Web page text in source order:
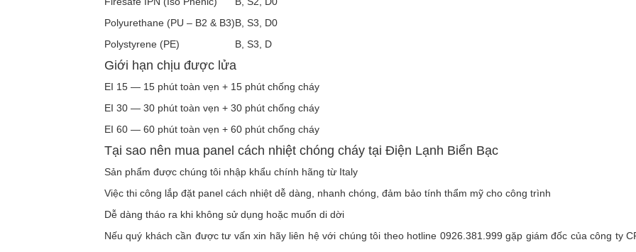
Polyurethane (PU – B2 & B3)
Polystyrene (PE)
B, S3, D0
B, S3, D
Giới hạn chịu được lửa
EI 15 — 15 phút toàn vẹn + 15 phút chống cháy
EI 30 — 30 phút toàn vẹn + 30 phút chống cháy
EI 60 — 60 phút toàn vẹn + 60 phút chống cháy
Tại sao nên mua panel cách nhiệt chóng cháy tại Điện Lạnh Biển Bạc
Sản phẩm được chúng tôi nhập khẩu chính hãng từ Italy
Việc thi công lắp đặt panel cách nhiệt dễ dàng, nhanh chóng, đảm bảo tính thẩm mỹ cho công trình
Dễ dàng tháo ra khi không sử dụng hoặc muốn di dời
Nếu quý khách cần được tư vấn xin hãy liên hệ với chúng tôi theo hotline 0926.381.999 gặp giám đốc của công ty